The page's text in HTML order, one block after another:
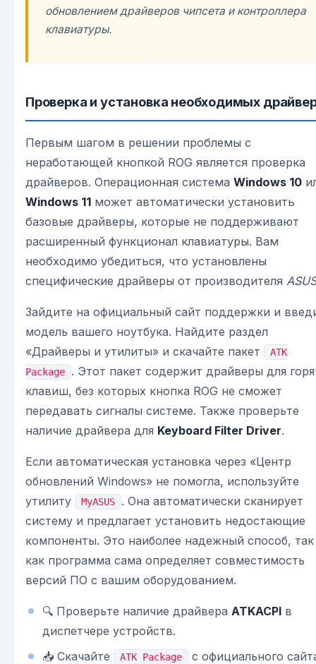
обновлением драйверов чипсета и контроллера
клавиатуры.
Проверка и установка необходимых
Первым шагом в решении проблемы с
неработающей кнопкой ROG является проверка
драйверов. Операционная система Windows 10
Windows 11 может автоматически установить
базовые драйверы, которые не поддерживают
расширенный функционал клавиатуры. Вам
необходимо убедиться, что установлены
специфические драйверы от производителя ASUS
Зайдите на официальный сайт поддержки и
модель вашего ноутбука. Найдите раздел
«Драйверы и утилиты» и скачайте пакет
ATK
Package
. Этот пакет содержит драйверы для
клавиш, без которых кнопка ROG не сможет
передавать сигналы системе. Также проверьте
наличие драйвера для Keyboard Filter Driver.
Если автоматическая установка через «Центр
обновлений Windows» не помогла, используйте
утилиту
MyASUS
. Она автоматически сканирует
систему и предлагает установить недостающие
компоненты. Это наиболее надежный способ, так
как программа сама определяет совместимость
версий ПО с вашим оборудованием.
🔍 Проверьте наличие драйвера ATKACPI в
диспетчере устройств.
📥 Скачайте
ATK Package с официального